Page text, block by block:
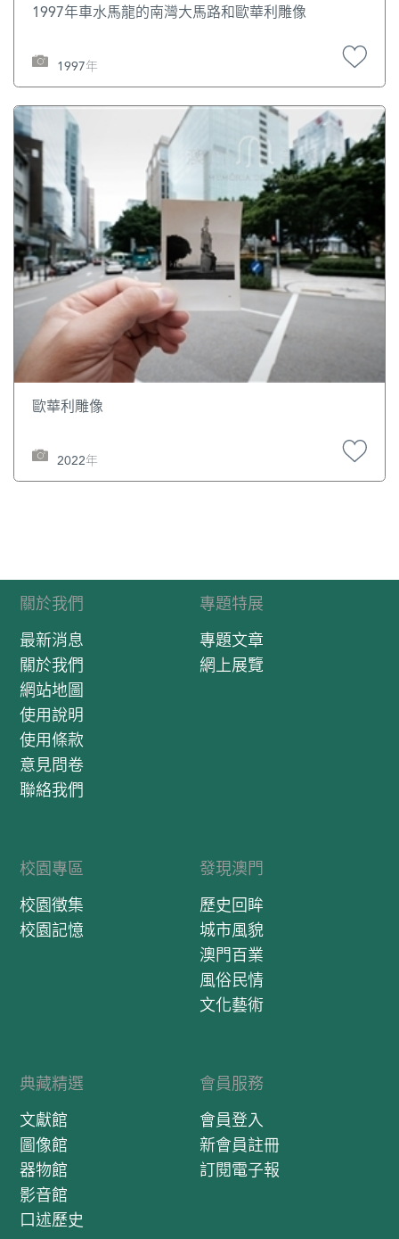
制，號稱“大唐總長”，臨終禪讓賢者的豐功偉績，史實詳
貴史料。 因為謝清高在中國航海史上的傑出貢獻，被後人譽
為中國的馬可波羅。他的《海錄》與馬可波羅的《馬可波羅
行記》相提並論。《海錄》是中國鴉片戰爭前問世的一部影
響非常大的介紹海外世界的著作。謝清高成為清代最早放眼
世界、介紹世界的重要人物之一。[3] [1]黃鴻釗：《澳門同知
與近代澳門》，廣州：廣東人民出版社，2006，第65頁。 [2]
《謝清高》，載“梅縣體育局＂網，2012年10月5日，
http://www.mzsports.gov.cn/mx/ReadNews.asp?
NewsID=1143。 [3]《謝清高》，載“互動百科＂網，2012年
10月5日，
http://www.hudong.com/wiki/%25e8%25b0%25a2%25e6%
25b8%2585%25e9%25ab%2598。
1997年車水馬龍的南灣大馬路和歐華利雕像
1997年
歐華利雕像
2022年
關於我們
最新消息
關於我們
網站地圖
使用說明
使用條款
意見問卷
聯絡我們
專題特展
專題文章
網上展覽
校園專區
校園徵集
校園記憶
發現澳門
歷史回眸
城市風貌
澳門百業
風俗民情
文化藝術
典藏精選
文獻館
圖像館
器物館
影音館
口述歷史
會員服務
會員登入
新會員註冊
訂閱電子報